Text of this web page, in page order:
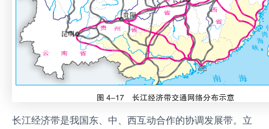
长江经济带是我国东、中、西互动合作的协调发展带。立